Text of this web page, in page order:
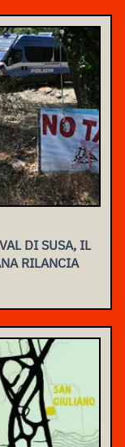
DI SUSA, IL
RILANCIA